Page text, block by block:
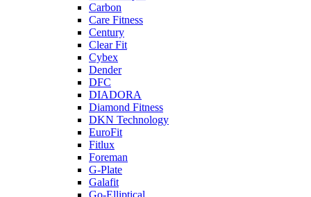
Carbon
Care Fitness
Century
Clear Fit
Cybex
Dender
DFC
DIADORA
Diamond Fitness
DKN Technology
EuroFit
Fitlux
Foreman
G-Plate
Galafit
Go-Elliptical